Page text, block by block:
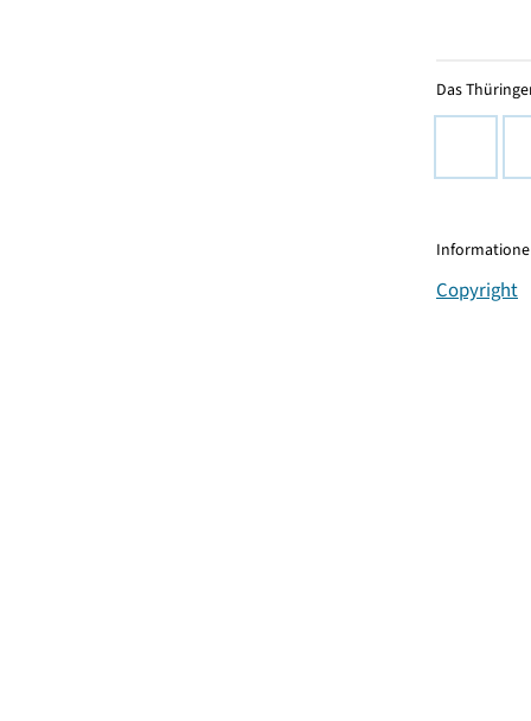
Das
Copyright